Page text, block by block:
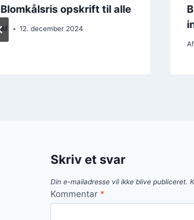
Blomkålsris opskrift til alle
Af 12. december 2024
Af
Skriv et svar
Din e-mailadresse vil ikke blive publiceret.
Kommentar *